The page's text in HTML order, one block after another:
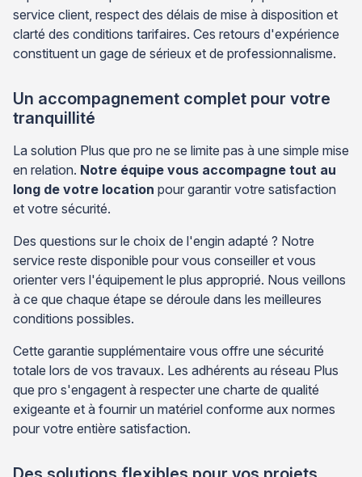
service client, respect des délais de mise à disposition et
clarté des conditions tarifaires. Ces retours d'expérience
constituent un gage de sérieux et de professionnalisme.
Un accompagnement complet pour votre
tranquillité
La solution Plus que pro ne se limite pas à une simple mise
en relation. Notre équipe vous accompagne tout au
long de votre location pour garantir votre satisfaction
et votre sécurité.
Des questions sur le choix de l'engin adapté ? Notre
service reste disponible pour vous conseiller et vous
orienter vers l'équipement le plus approprié. Nous veillons
à ce que chaque étape se déroule dans les meilleures
conditions possibles.
Cette garantie supplémentaire vous offre une sécurité
totale lors de vos travaux. Les adhérents au réseau Plus
que pro s'engagent à respecter une charte de qualité
exigeante et à fournir un matériel conforme aux normes
pour votre entière satisfaction.